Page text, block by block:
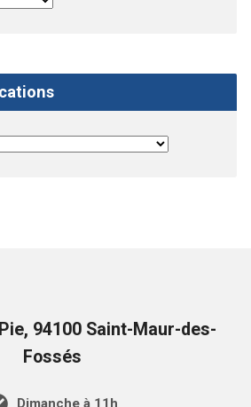
94100 Saint-Maur-des-
Fossés
Dimanche à 11h